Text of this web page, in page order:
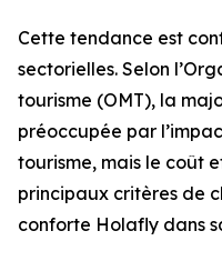
Cette tendance est
sectorielles. Selon
tourisme (OMT), la
préoccupée par
tourisme, mais le coût
principaux critères de
conforte Holafly dans